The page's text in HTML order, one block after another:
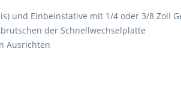
und Einbeinstative mit 1/4 oder 3/8 Zoll
der Schnellwechselplatte
Ausrichten